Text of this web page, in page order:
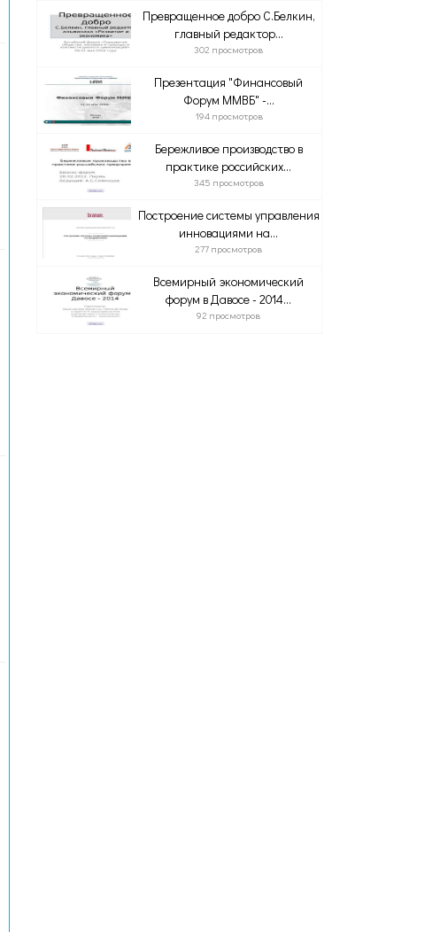
Превращенное добро С.Белкин,
главный редактор...
302 просмотров
Презентация "Финансовый
Форум ММВБ" -...
194 просмотров
Бережливое производство в
практике российских...
345 просмотров
Построение системы управления
инновациями на...
277 просмотров
Всемирный экономический
форум в Давосе - 2014...
92 просмотров